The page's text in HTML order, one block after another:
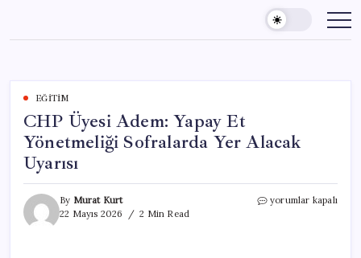
content
EĞITIM
CHP Üyesi Adem: Yapay Et
Yönetmeliği Sofralarda Yer Alacak
Uyarısı
By Murat Kurt
22 Mayıs 2026
2 Min Read
CHP
yorumlar kapalı